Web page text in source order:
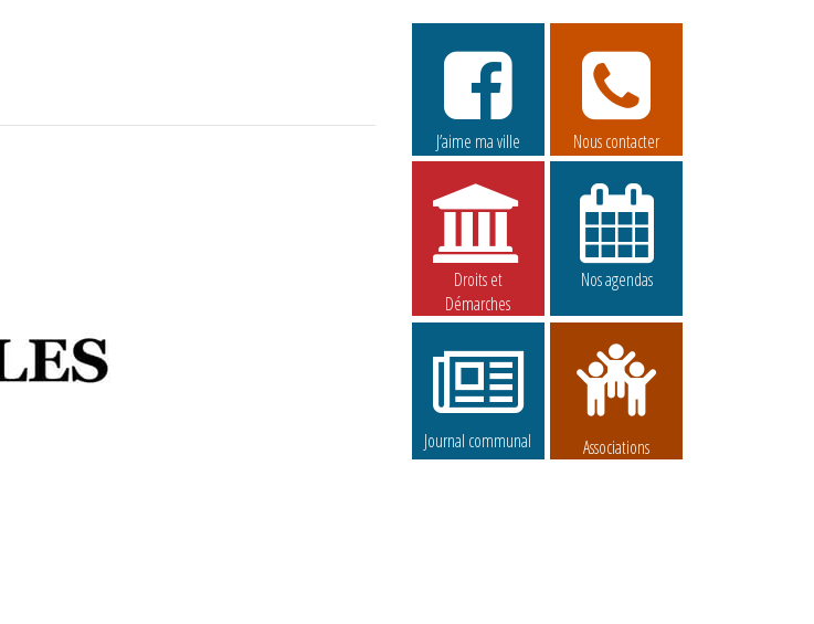
J’aime ma ville Nous contacter
Droits et
Démarches
Nos agendas
Journal communal Associations